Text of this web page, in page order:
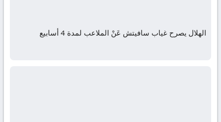
الهلال يصرح غياب سافيتش عَنْ الملاعب لمدة 4 أسابيع